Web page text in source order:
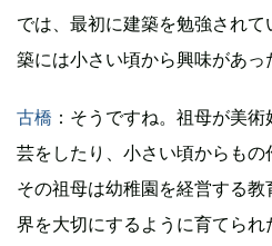
では、最初に建築を勉強され
築には小さい頃から興味があっ
古橋 ：そうですね。祖母が美
芸をしたり、小さい頃からもの
その祖母は幼稚園を経営する
界を大切にするように育てら